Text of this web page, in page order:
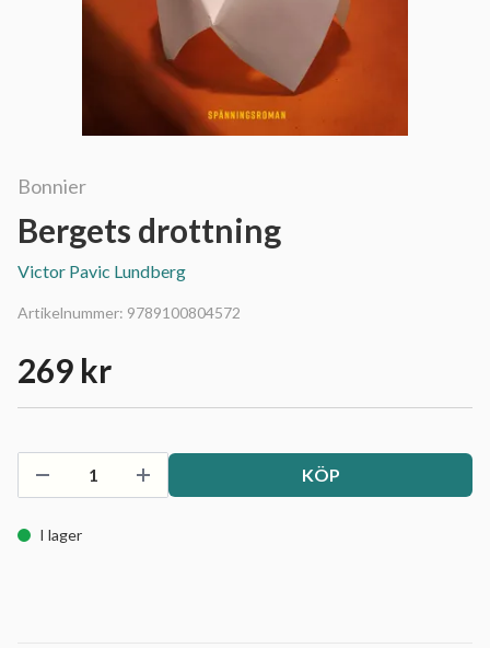
Bonnier
Bergets drottning
Victor Pavic Lundberg
Artikelnummer: 9789100804572
269 kr
KÖP
I lager